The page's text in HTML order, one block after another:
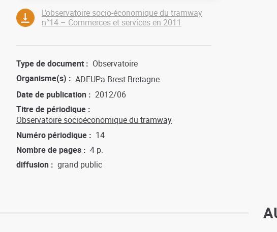
L’observatoire socio-économique du tramway
n°14 – Commerces et services en 2011
Type de document
Observatoire
Organisme(s)
ADEUPa Brest Bretagne
Date de publication
2012/06
Titre de périodique
Observatoire socioéconomique du tramway
Numéro périodique
14
Nombre de pages
4 p.
diffusion
grand public